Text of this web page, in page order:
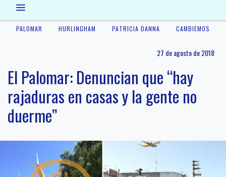
PALOMAR HURLINGHAM PATRICIA DANNA CAMBIEMOS
27 de agosto de 2018
El Palomar: Denuncian que “hay
rajaduras en casas y la gente no
duerme”